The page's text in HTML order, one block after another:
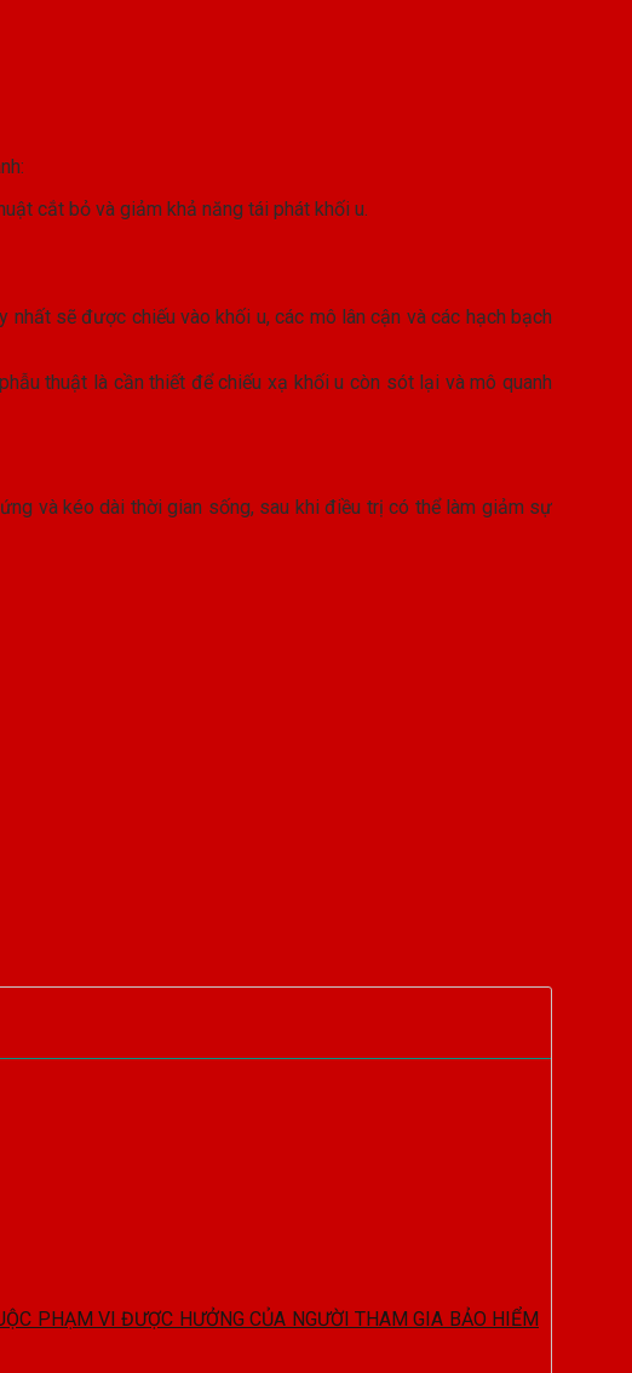
cắt bỏ và giảm khả năng tái phát khối u.
sẽ được chiếu vào khối u, các mô lân cận và các hạch bạch
thuật là cần thiết để chiếu xạ khối u còn sót lại và mô quanh
và kéo dài thời gian sống, sau khi điều trị có thể làm giảm sự
PHẠM VI ĐƯỢC HƯỞNG CỦA NGƯỜI THAM GIA BẢO HIỂM